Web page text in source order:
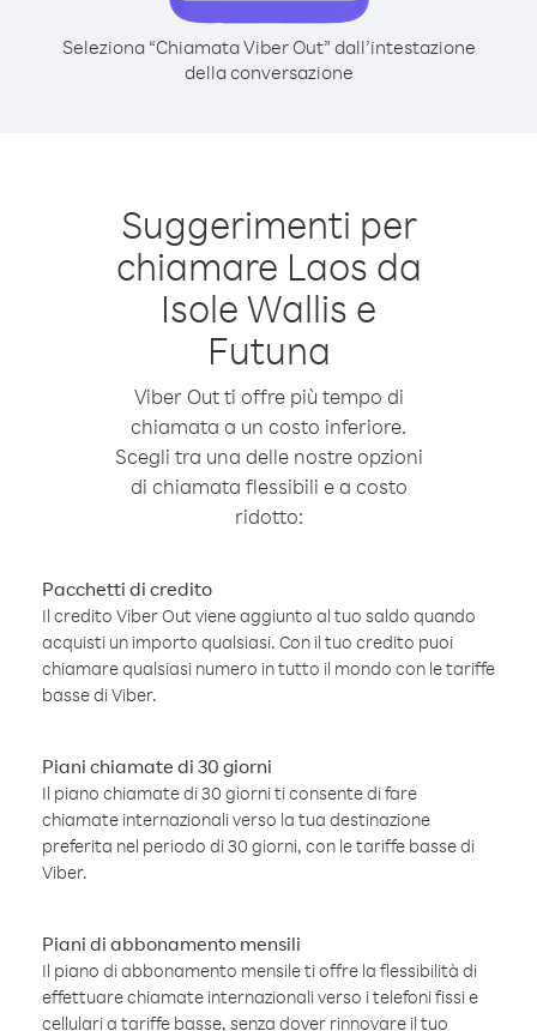
Seleziona “Chiamata Viber Out” dall’intestazione
della conversazione
Suggerimenti per
chiamare Laos da
Isole Wallis e
Futuna
Viber Out ti offre più tempo di
chiamata a un costo inferiore.
Scegli tra una delle nostre opzioni
di chiamata flessibili e a costo
ridotto:
Pacchetti di credito
Il credito Viber Out viene aggiunto al tuo saldo quando
acquisti un importo qualsiasi. Con il tuo credito puoi
chiamare qualsiasi numero in tutto il mondo con le tariffe
basse di Viber.
Piani chiamate di 30 giorni
Il piano chiamate di 30 giorni ti consente di fare
chiamate internazionali verso la tua destinazione
preferita nel periodo di 30 giorni, con le tariffe basse di
Viber.
Piani di abbonamento mensili
Il piano di abbonamento mensile ti offre la flessibilità di
effettuare chiamate internazionali verso i telefoni fissi e
cellulari a tariffe basse, senza dover rinnovare il tuo